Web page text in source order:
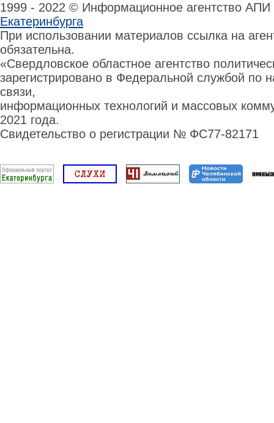
1999 - 2022 © Информационное агентство
Екатеринбурга
При использовании материалов ссылка на
обязательна.
«Свердловское областное агентство
зарегистрировано в Федеральной службой по
связи,
информационных технологий и массовых
2021 года.
Свидетельство о регистрации № ФС77-82171